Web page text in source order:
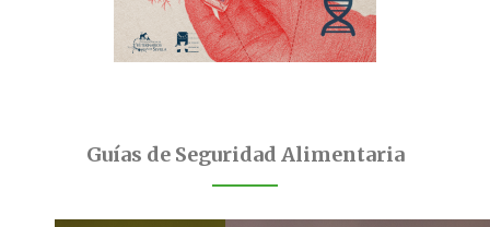
Guías de Seguridad Alimentaria